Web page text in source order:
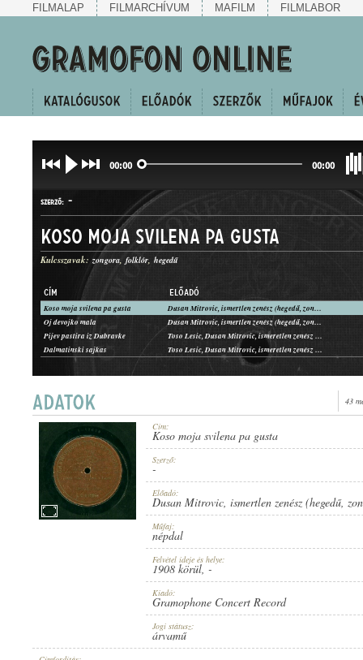
FILMALAP FILMARCHÍVUM MAFILM FILMLABOR
00:00 00:00
SZERZŐ: -
MŰFAJ: NÉPDAL
MEGJELENÉS IDEJE: 1908 KÖRÜL
GRAMOPHONE CONCERT RECORD
Koso moja svilena pa gusta
Kulcsszavak: zongora folklór hegedű
CÍM ELŐADÓ
Koso moja svilena pa gusta
Dusan Mitrovic, ismertlen zenész (hegedű, zongora)
Oj devojko mala
Dusan Mitrovic, ismertlen zenész (hegedű, zongora)
Pijev pastira iz Dubravke
Toso Lesic, Dusan Mitrovic, ismeretlen zenész (zongora)
Dalmatinski sajkas
Toso Lesic, Dusan Mitrovic, ismeretlen zenész (zongora)
43
Cím:
Koso moja svilena pa gusta
Szerző:
-
Előadó:
Dusan Mitrovic, ismertlen zenész (hegedű,
Műfaj:
népdal
Felvétel ideje és helye:
1908 körül, -
Kiadó:
Gramophone Concert Record
Jogi státusz:
árvamű